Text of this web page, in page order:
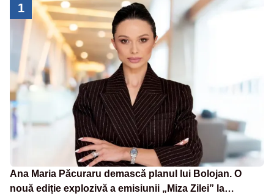
1
Ana Maria Păcuraru demască planul lui Bolojan. O
nouă ediție explozivă a emisiunii „Miza Zilei” la